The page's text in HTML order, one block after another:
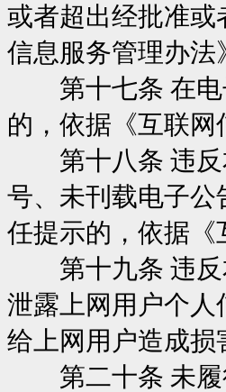
或者超出经批准
信息服务管理办
第十七条 在电
的，依据《互联
第十八条 违反
号、未刊载电子
任提示的，依据
第十九条 违反
泄露上网用户个
给上网用户造成
第二十条 未履